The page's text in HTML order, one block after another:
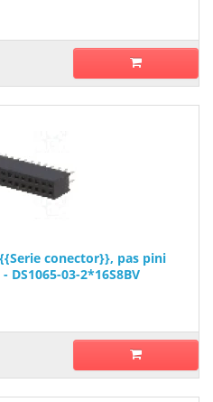
conector}}, pas pini
DS1065-03-2*16S8BV